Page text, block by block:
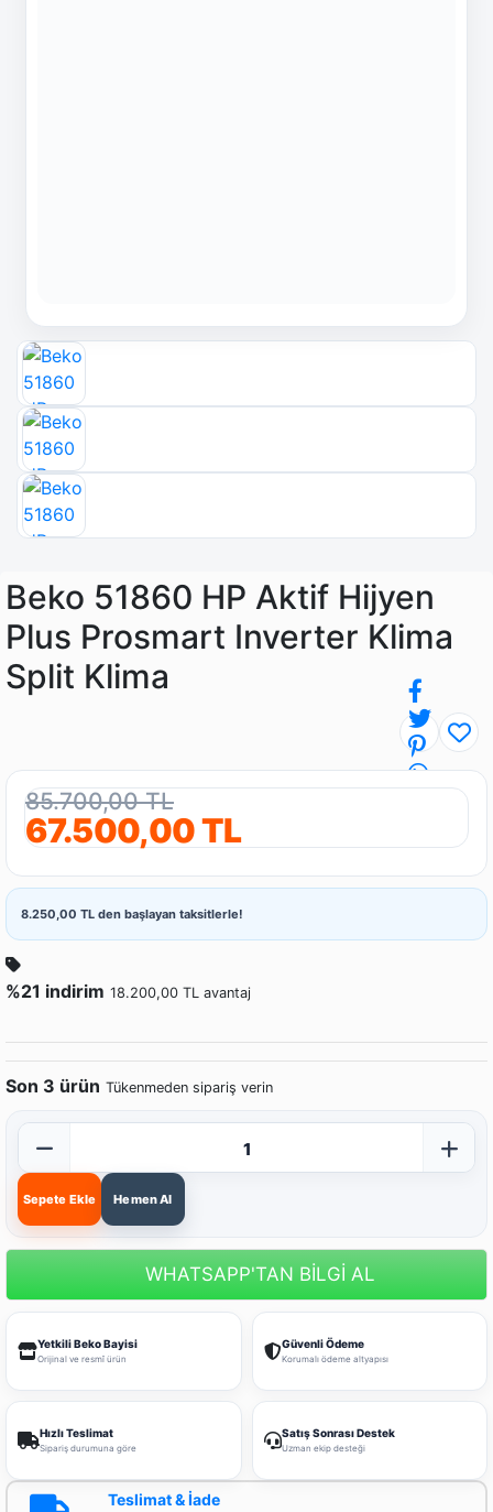
Beko 51860 HP Aktif Hijyen
Plus Prosmart Inverter Klima
Split Klima
85.700,00 TL
67.500,00 TL
8.250,00 TL den başlayan taksitlerle!
%21 indirim 18.200,00 TL avantaj
Son 3 ürün Tükenmeden sipariş verin
Sepete Ekle Hemen Al
WHATSAPP'TAN BİLGİ AL
Yetkili Beko Bayisi
Orijinal ve resmî ürün
Güvenli Ödeme
Korumalı ödeme altyapısı
Hızlı Teslimat
Sipariş durumuna göre
Satış Sonrası Destek
Uzman ekip desteği
Teslimat & İade